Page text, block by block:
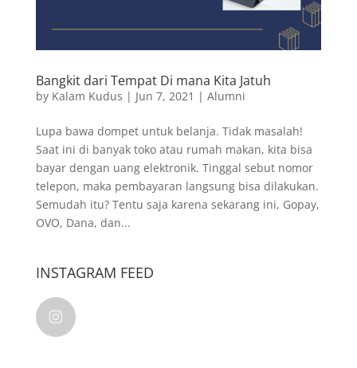
Bangkit dari Tempat Di mana Kita Jatuh
by Kalam Kudus | Jun 7, 2021 | Alumni
Lupa bawa dompet untuk belanja. Tidak masalah!
Saat ini di banyak toko atau rumah makan, kita bisa
bayar dengan uang elektronik. Tinggal sebut nomor
telepon, maka pembayaran langsung bisa dilakukan.
Semudah itu? Tentu saja karena sekarang ini, Gopay,
OVO, Dana, dan...
INSTAGRAM FEED
kalamkudusindonesia